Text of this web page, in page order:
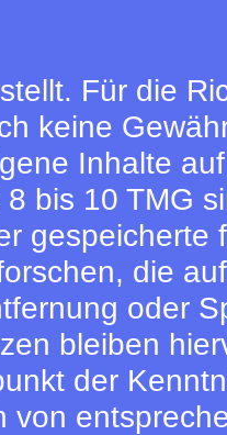
Für die
keine
Inhalte
bis 10 TMG
gespeicherte
die
oder
bleiben
der
von